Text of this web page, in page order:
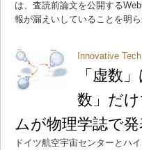
は、査読前論文を公開する
報が漏えいしていることを明ら
Innovative Tech
「虚数
数」だ
ムが物理学誌で発
ドイツ航空宇宙センターとハ